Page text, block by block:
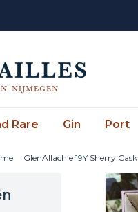
Rare Gin Port
GlenAllachie 19Y Sherry Cask